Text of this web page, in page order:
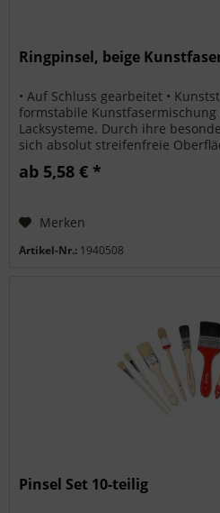
Ringpinsel, beige
• Auf Schluss gearbeitet •
formstabile
Lacksysteme. Durch ihre
sich absolut streifenfreie
ab 5,58 € *
Merken
Artikel-Nr.: 1940508
Pinsel Set 10-teilig